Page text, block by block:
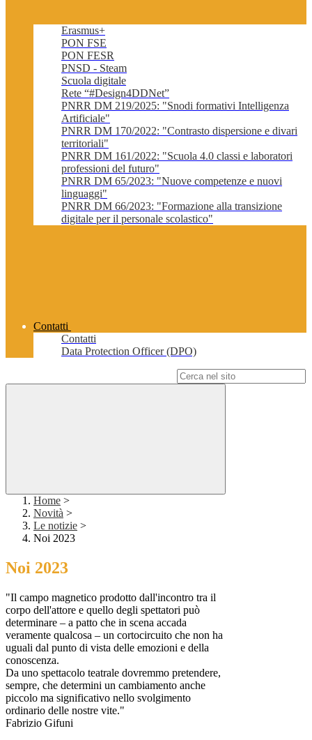
Erasmus+
PON FSE
PON FESR
PNSD - Steam
Scuola digitale
Rete “#Design4DDNet”
PNRR DM 219/2025: "Snodi formativi Intelligenza
Artificiale"
PNRR DM 170/2022: "Contrasto dispersione e divari
territoriali"
PNRR DM 161/2022: "Scuola 4.0 classi e laboratori
professioni del futuro"
PNRR DM 65/2023: "Nuove competenze e nuovi
linguaggi"
PNRR DM 66/2023: "Formazione alla transizione
digitale per il personale scolastico"
Contatti
Contatti
Data Protection Officer (DPO)
Home >
Novità >
Le notizie >
Noi 2023
Noi 2023
"Il campo magnetico prodotto dall'incontro tra il
corpo dell'attore e quello degli spettatori può
determinare – a patto che in scena accada
veramente qualcosa – un cortocircuito che non ha
uguali dal punto di vista delle emozioni e della
conoscenza.
Da uno spettacolo teatrale dovremmo pretendere,
sempre, che determini un cambiamento anche
piccolo ma significativo nello svolgimento
ordinario delle nostre vite."
Fabrizio Gifuni